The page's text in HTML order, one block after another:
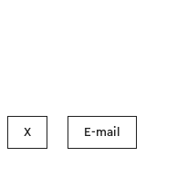
X E-mail